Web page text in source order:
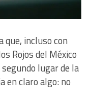
que, incluso con
Rojos del México
lugar de la
en claro algo: no